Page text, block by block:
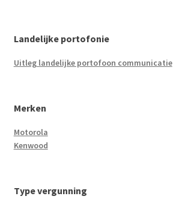
Landelijke portofonie
Uitleg landelijke portofoon communicatie
Merken
Motorola
Kenwood
Type vergunning